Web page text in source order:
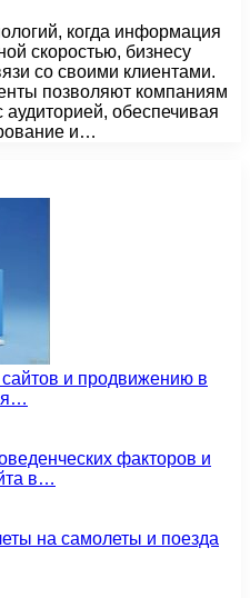
когда информация
скоростью, бизнесу
со своими клиентами.
позволяют компаниям
аудиторией, обеспечивая
и…
и продвижению в
факторов и
в…
на самолеты и поезда